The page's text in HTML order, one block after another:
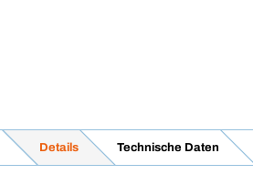
Details Technische Daten